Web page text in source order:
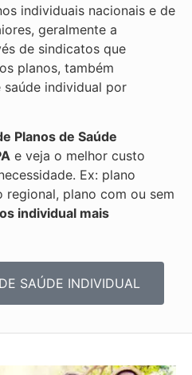
individuais nacionais e de
geralmente a
de sindicatos que
planos, também
individual por
Planos de Saúde
e veja o melhor custo
Ex: plano
regional, plano com ou sem
individual mais
SAÚDE INDIVIDUAL